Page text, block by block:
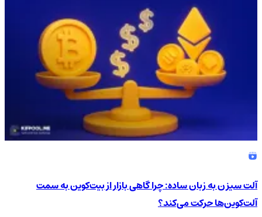
آلت سیزن به زبان ساده: چرا گاهی بازار از بیت‌کوین به سمت
آلت‌کوین‌ها حرکت می‌کند؟